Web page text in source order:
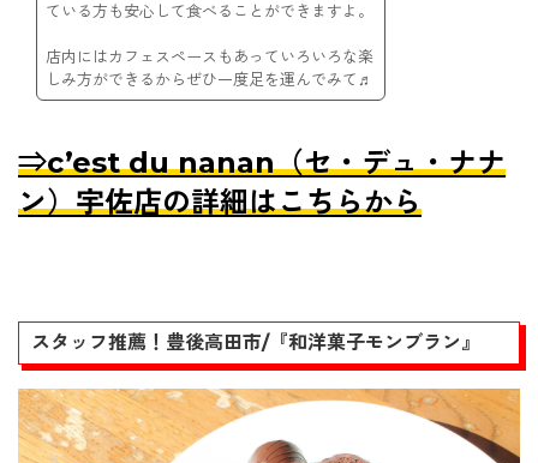
ている方も安心して食べることができますよ。
店内にはカフェスペースもあっていろいろな楽
しみ方ができるからぜひ一度足を運んでみて♬
⇒c’est du nanan（セ・デュ・ナナ
ン）宇佐店の詳細はこちらから
スタッフ推薦！豊後高田市/『和洋菓子モンブラン』